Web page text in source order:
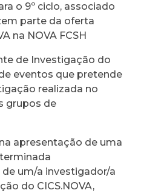
o 9º ciclo, associado
parte da oferta
na NOVA FCSH
de Investigação do
eventos que pretende
realizada no
grupos de
apresentação de uma
um/a investigador/a
do CICS.NOVA,